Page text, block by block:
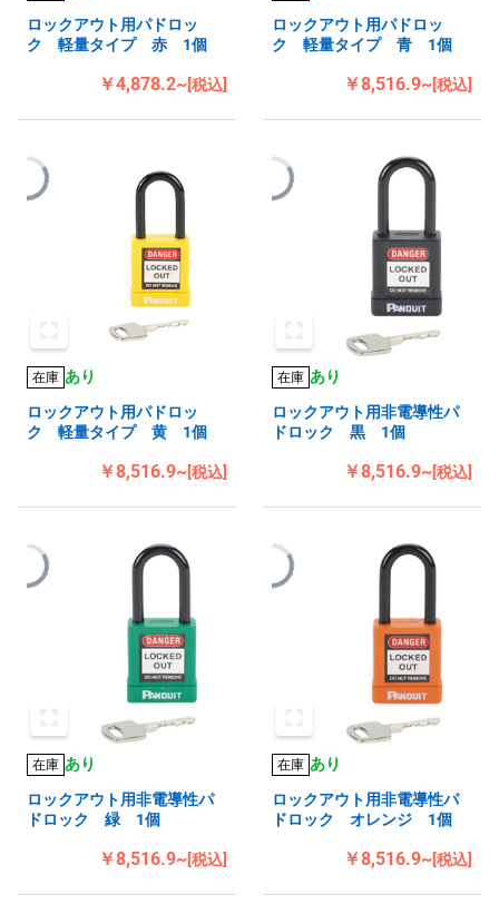
ロックアウト用パドロッ
ク 軽量タイプ 赤 1個
￥4,878.2~[税込]
ロックアウト用パドロッ
ク 軽量タイプ 青 1個
￥8,516.9~[税込]
在庫 あり
ロックアウト用パドロッ
ク 軽量タイプ 黄 1個
￥8,516.9~[税込]
在庫 あり
ロックアウト用非電導性パ
ドロック 黒 1個
￥8,516.9~[税込]
在庫 あり
ロックアウト用非電導性パ
ドロック 緑 1個
￥8,516.9~[税込]
在庫 あり
ロックアウト用非電導性パ
ドロック オレンジ 1個
￥8,516.9~[税込]